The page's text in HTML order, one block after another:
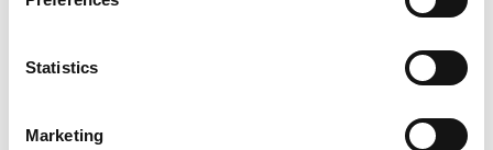
Statistics
Marketing
United Kingdom
Sprache